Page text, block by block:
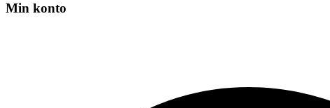
Min konto